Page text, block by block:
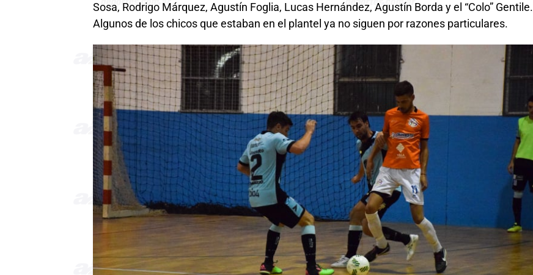
Sosa, Rodrigo Márquez, Agustín Foglia, Lucas Hernández, Agustín Borda y el “Colo” Gentile.
Algunos de los chicos que estaban en el plantel ya no siguen por razones particulares.